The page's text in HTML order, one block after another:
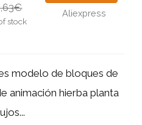
stock
Aliexpress
modelo de bloques de
animación hierba planta